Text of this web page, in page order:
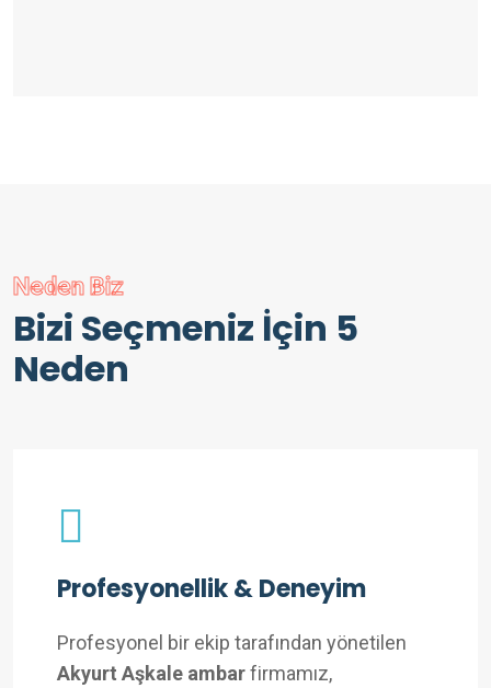
Neden Biz
Bizi Seçmeniz İçin 5
Neden
Profesyonellik & Deneyim
Profesyonel bir ekip tarafından yönetilen
Akyurt Aşkale ambarfirmamız,